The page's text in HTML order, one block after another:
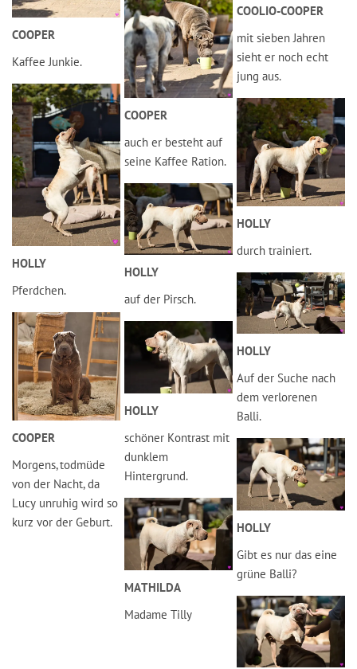
COOPER
Kaffee Junkie.
HOLLY
Pferdchen.
COOPER
Morgens, todmüde
von der Nacht, da
Lucy unruhig wird so
kurz vor der Geburt.
COOPER
auch er besteht auf
seine Kaffee Ration.
HOLLY
auf der Pirsch.
HOLLY
schöner Kontrast mit
dunklem
Hintergrund.
MATHILDA
Madame Tilly
COOLIO-COOPER
mit sieben Jahren
sieht er noch echt
jung aus.
HOLLY
durch trainiert.
HOLLY
Auf der Suche nach
dem verlorenen
Balli.
HOLLY
Gibt es nur das eine
grüne Balli?